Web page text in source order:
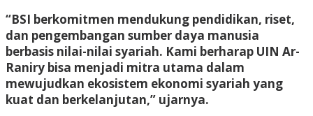
“BSI berkomitmen mendukung pendidikan, riset,
dan pengembangan sumber daya manusia
berbasis nilai-nilai syariah. Kami berharap UIN Ar-
Raniry bisa menjadi mitra utama dalam
mewujudkan ekosistem ekonomi syariah yang
kuat dan berkelanjutan,” ujarnya.